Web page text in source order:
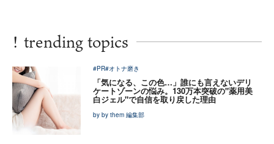
! trending topics
#PR#オトナ磨き
「気になる、この色…」誰にも言えないデリ
ケートゾーンの悩み。130万本突破の"薬用美
白ジェル"で自信を取り戻した理由
by by them 編集部